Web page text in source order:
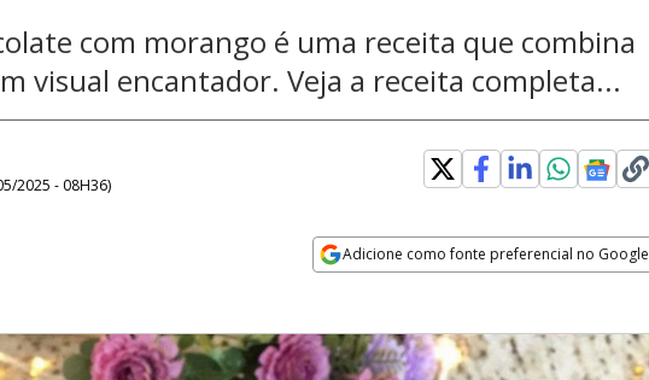
com morango é uma receita que combina
visual encantador. Veja a receita completa...
2025 - 08H36)
Adicione como fonte preferencial no Google